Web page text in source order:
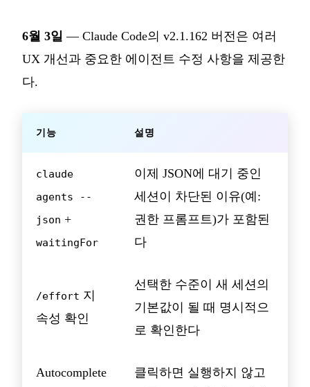
6월 3일 — Claude Code의 v2.1.162 버전은 여러
UX 개선과 중요한 에이전트 수정 사항을 제공한
다.
기능 설명
claude
agents --
json +
waitingFor
이제 JSON에 대기 중인
세션이 차단된 이유(예:
권한 프롬프트)가 포함된
다
/effort 지
속성 확인
선택한 수준이 새 세션의
기본값이 될 때 명시적으
로 확인한다
Autocomplete
클릭하면 실행하지 않고